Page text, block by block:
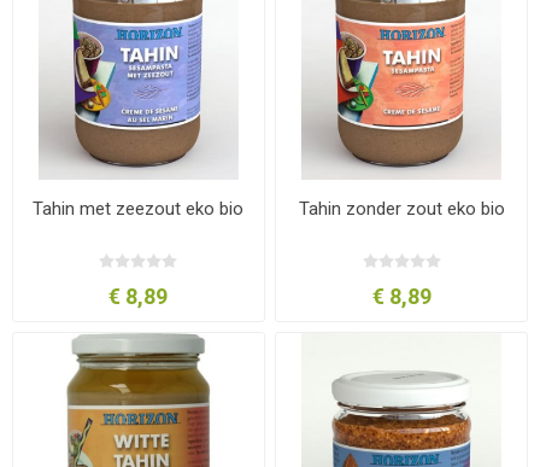
Tahin met zeezout eko bio
€ 8,89
Tahin zonder zout eko bio
€ 8,89